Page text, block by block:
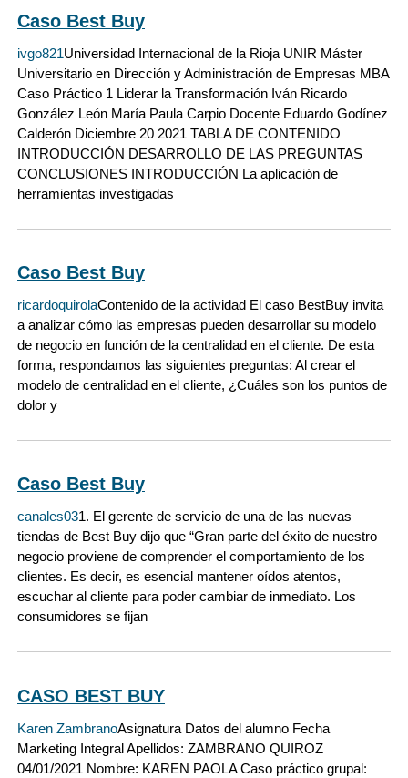
Caso Best Buy
ivgo821Universidad Internacional de la Rioja UNIR Máster
Universitario en Dirección y Administración de Empresas MBA
Caso Práctico 1 Liderar la Transformación Iván Ricardo
González León María Paula Carpio Docente Eduardo Godínez
Calderón Diciembre 20 2021 TABLA DE CONTENIDO
INTRODUCCIÓN DESARROLLO DE LAS PREGUNTAS
CONCLUSIONES INTRODUCCIÓN La aplicación de
herramientas investigadas
Caso Best Buy
ricardoquirolaContenido de la actividad El caso BestBuy invita
a analizar cómo las empresas pueden desarrollar su modelo
de negocio en función de la centralidad en el cliente. De esta
forma, respondamos las siguientes preguntas: Al crear el
modelo de centralidad en el cliente, ¿Cuáles son los puntos de
dolor y
Caso Best Buy
canales031. El gerente de servicio de una de las nuevas
tiendas de Best Buy dijo que “Gran parte del éxito de nuestro
negocio proviene de comprender el comportamiento de los
clientes. Es decir, es esencial mantener oídos atentos,
escuchar al cliente para poder cambiar de inmediato. Los
consumidores se fijan
CASO BEST BUY
Karen ZambranoAsignatura Datos del alumno Fecha
Marketing Integral Apellidos: ZAMBRANO QUIROZ
04/01/2021 Nombre: KAREN PAOLA Caso práctico grupal: